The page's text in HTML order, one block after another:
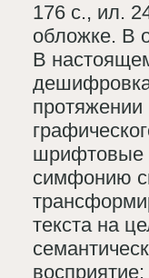
176 с., ил.
обложке. В
В
протяжении
шрифтовые
симфонию
текста на